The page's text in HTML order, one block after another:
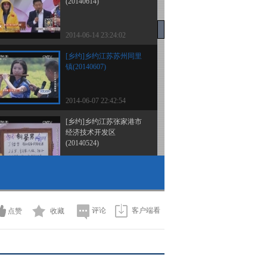
2014-06-14 23:24:02
[乡约]乡约江苏苏州同里
镇(20140607)
2014-06-07 22:42:54
[乡约]乡约江苏张家港市
经济技术开发区
(20140524)
2014-05-17 23:01:17
[乡约]乡约山东乐陵市
点赞 收藏 评论 客户端看